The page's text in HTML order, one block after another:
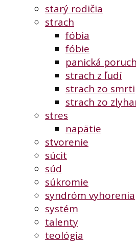
starý rodičia
strach
fóbia
fóbie
panická
strach z ľudí
strach zo smrti
strach zo
stres
napätie
stvorenie
súcit
súd
súkromie
syndróm vyhorenia
systém
talenty
teológia